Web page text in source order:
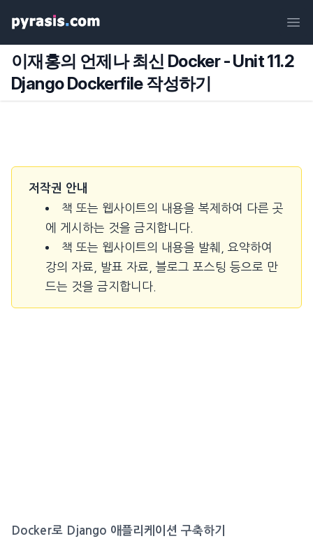
이재홍의 언제나 최신 Docker - Unit 11.2
Django Dockerfile 작성하기
저작권 안내
책 또는 웹사이트의 내용을 복제하여 다른 곳
에 게시하는 것을 금지합니다.
책 또는 웹사이트의 내용을 발췌, 요약하여
강의 자료, 발표 자료, 블로그 포스팅 등으로 만
드는 것을 금지합니다.
Docker로 Django 애플리케이션 구축하기